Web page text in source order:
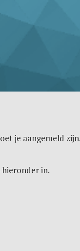
je aangemeld
hieronder in.